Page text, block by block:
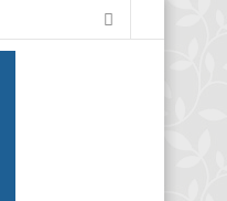
Search